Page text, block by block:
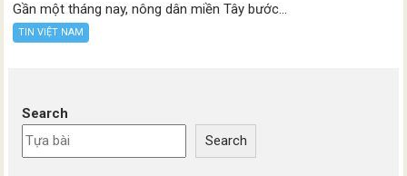
Gần một tháng nay, nông dân miền Tây bước...
TIN VIỆT NAM
Search
Search